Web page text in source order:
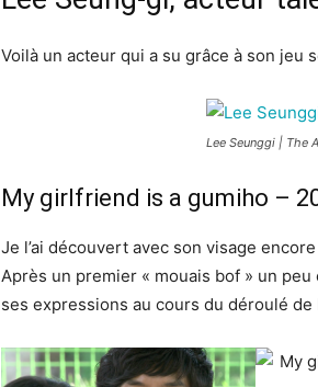
Voilà un acteur qui a su grâce à son jeu
Lee Seunggi | The
My girlfriend is a gumiho –
Je l’ai découvert avec son visage
Après un premier « mouais bof » un
ses expressions au cours du déroulé de